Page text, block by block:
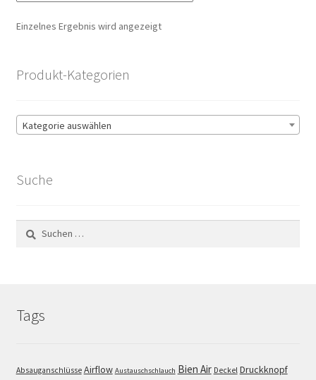
Einzelnes Ergebnis wird angezeigt
Produkt-Kategorien
Kategorie auswählen
Suche
nach:
Tags
Absauganschlüsse Airflow Austauschschlauch Bien Air Deckel Druckknopf